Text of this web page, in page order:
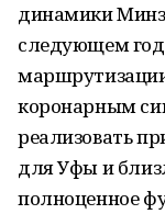
динамики
следующем
коронарным
реализовать
для Уфы и
полноценное